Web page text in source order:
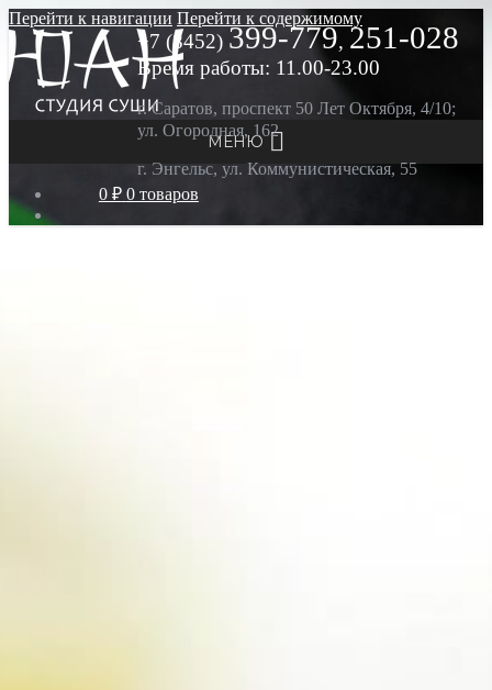
Перейти к навигации Перейти к содержимому
МЕНЮ
0 ₽ 0 товаров
+7 (8452) 399-779, 251-028
Время работы: 11.00-23.00
г. Саратов, проспект 50 Лет Октября, 4/10;
ул. Огородная, 162
г. Энгельс, ул. Коммунистическая, 55